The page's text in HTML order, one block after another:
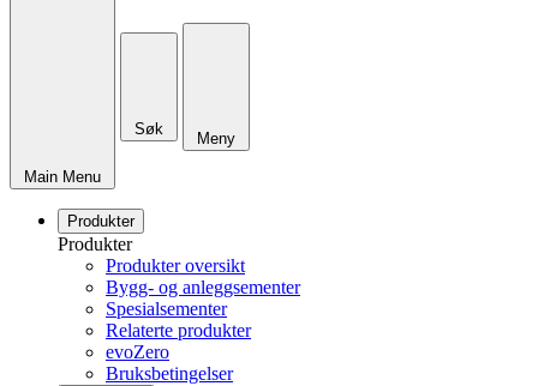
Main Menu
Søk
Meny
Produkter
Produkter
Produkter oversikt
Bygg- og anleggsementer
Spesialsementer
Relaterte produkter
evoZero
Bruksbetingelser